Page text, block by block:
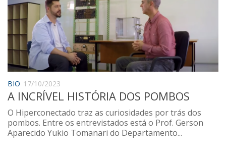
Arte e Cultura
Bio
Saúde
Seções
Mural do IP
Perfil
Commentor
Lançamento
BIO 17/10/2023
A INCRÍVEL HISTÓRIA DOS POMBOS
O Hiperconectado traz as curiosidades por trás dos
pombos. Entre os entrevistados está o Prof. Gerson
Aparecido Yukio Tomanari do Departamento...